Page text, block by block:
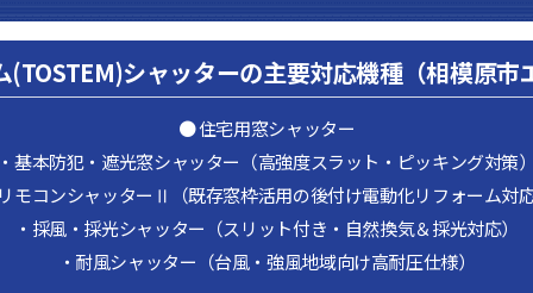
(TOSTEM)シャッターの主要対応機種（相模原市
● 住宅用窓シャッター
基本防犯・遮光窓シャッター（高強度スラット・ピッキング対策）
モコンシャッターⅡ（既存窓枠活用の後付け電動化リフォーム対応
・採風・採光シャッター（スリット付き・自然換気＆採光対応）
・耐風シャッター（台風・強風地域向け高耐圧仕様）